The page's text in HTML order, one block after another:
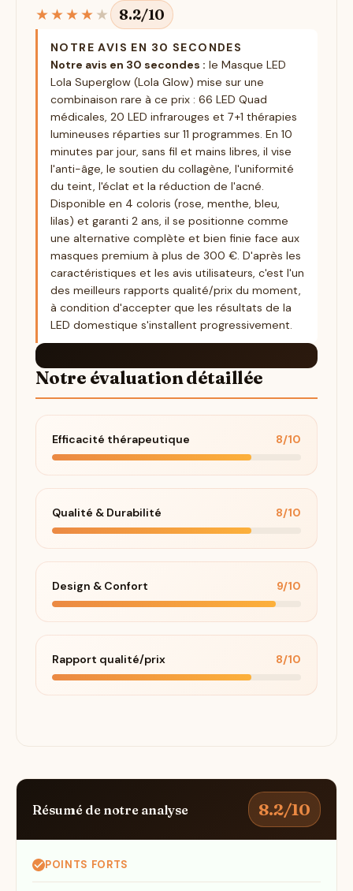
★★★★ ★ 8.2/10
NOTRE AVIS EN 30 SECONDES
Notre avis en 30 secondes : le Masque LED
Lola Superglow (Lola Glow) mise sur une
combinaison rare à ce prix : 66 LED Quad
médicales, 20 LED infrarouges et 7+1 thérapies
lumineuses réparties sur 11 programmes. En 10
minutes par jour, sans fil et mains libres, il vise
l'anti-âge, le soutien du collagène, l'uniformité
du teint, l'éclat et la réduction de l'acné.
Disponible en 4 coloris (rose, menthe, bleu,
lilas) et garanti 2 ans, il se positionne comme
une alternative complète et bien finie face aux
masques premium à plus de 300 €. D'après les
caractéristiques et les avis utilisateurs, c'est l'un
des meilleurs rapports qualité/prix du moment,
à condition d'accepter que les résultats de la
LED domestique s'installent progressivement.
Notre évaluation détaillée
Efficacité thérapeutique 8/10
Qualité & Durabilité 8/10
Design & Confort 9/10
Rapport qualité/prix 8/10
Résumé de notre analyse 8.2/10
POINTS FORTS